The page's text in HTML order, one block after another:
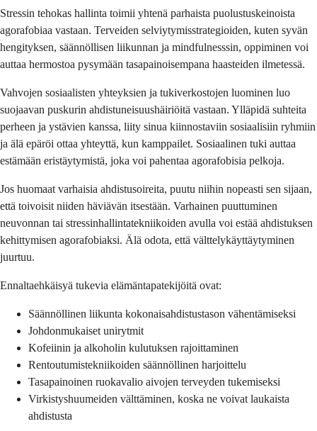
Stressin tehokas hallinta toimii yhtenä parhaista puolustuskeinoista
agorafobiaa vastaan. Terveiden selviytymisstrategioiden, kuten syvän
hengityksen, säännöllisen liikunnan ja mindfulnesssin, oppiminen voi
auttaa hermostoa pysymään tasapainoisempana haasteiden ilmetessä.
Vahvojen sosiaalisten yhteyksien ja tukiverkostojen luominen luo
suojaavan puskurin ahdistuneisuushäiriöitä vastaan. Ylläpidä suhteita
perheen ja ystävien kanssa, liity sinua kiinnostaviin sosiaalisiin ryhmiin
ja älä epäröi ottaa yhteyttä, kun kamppailet. Sosiaalinen tuki auttaa
estämään eristäytymistä, joka voi pahentaa agorafobisia pelkoja.
Jos huomaat varhaisia ​​ahdistusoireita, puutu niihin nopeasti sen sijaan,
että toivoisit niiden häviävän itsestään. Varhainen puuttuminen
neuvonnan tai stressinhallintatekniikoiden avulla voi estää ahdistuksen
kehittymisen agorafobiaksi. Älä odota, että välttelykäyttäytyminen
juurtuu.
Ennaltaehkäisyä tukevia elämäntapatekijöitä ovat:
Säännöllinen liikunta kokonaisahdistustason vähentämiseksi
Johdonmukaiset unirytmit
Kofeiinin ja alkoholin kulutuksen rajoittaminen
Rentoutumistekniikoiden säännöllinen harjoittelu
Tasapainoinen ruokavalio aivojen terveyden tukemiseksi
Virkistyshuumeiden välttäminen, koska ne voivat laukaista
ahdistusta